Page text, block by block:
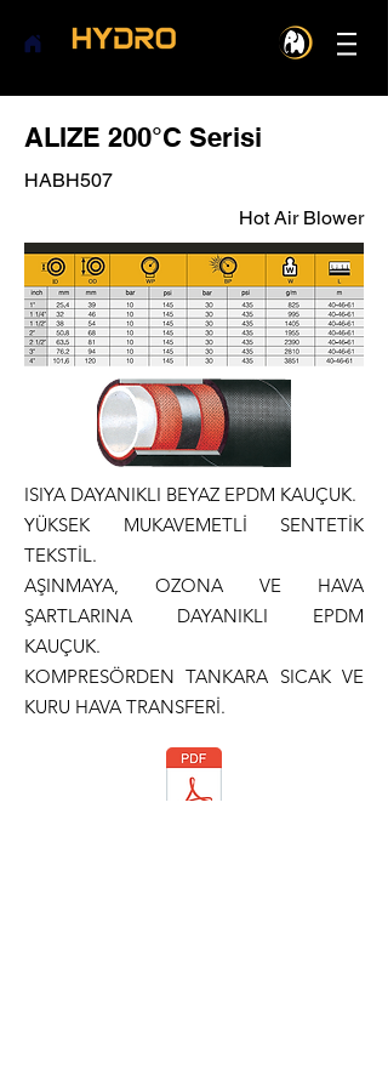
ALIZE 200°C Serisi
HABH507
Hot Air Blower
ISIYA DAYANIKLI BEYAZ EPDM KAUÇUK.
YÜKSEK MUKAVEMETLİ SENTETİK
TEKSTİL.
AŞINMAYA, OZONA VE HAVA
ŞARTLARINA DAYANIKLI EPDM
KAUÇUK.
KOMPRESÖRDEN TANKARA SICAK VE
KURU HAVA TRANSFERİ.